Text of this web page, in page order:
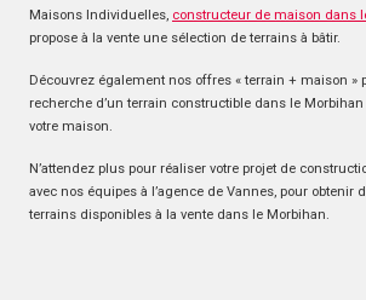
Maisons Individuelles, constructeur de maison dans
propose à la vente une sélection de terrains à bâtir.
Découvrez également nos offres « terrain + maison »
recherche d’un terrain constructible dans le
votre maison.
N’attendez plus pour réaliser votre projet de
avec nos équipes à l’agence de Vannes, pour obtenir
terrains disponibles à la vente dans le Morbihan.